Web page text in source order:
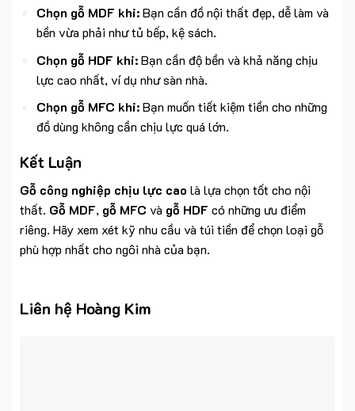
Chọn gỗ MDF khi:Bạn cần đồ nội thất đẹp, dễ làm và
bền vừa phải như tủ bếp, kệ sách.
Chọn gỗ HDF khi:Bạn cần độ bền và khả năng chịu
lực cao nhất, ví dụ như sàn nhà.
Chọn gỗ MFC khi:Bạn muốn tiết kiệm tiền cho những
đồ dùng không cần chịu lực quá lớn.
Kết Luận
Gỗ công nghiệp chịu lực cao là lựa chọn tốt cho nội
thất. Gỗ MDF, gỗ MFC và gỗ HDF có những ưu điểm
riêng. Hãy xem xét kỹ nhu cầu và túi tiền để chọn loại gỗ
phù hợp nhất cho ngôi nhà của bạn.
Liên hệ Hoàng Kim